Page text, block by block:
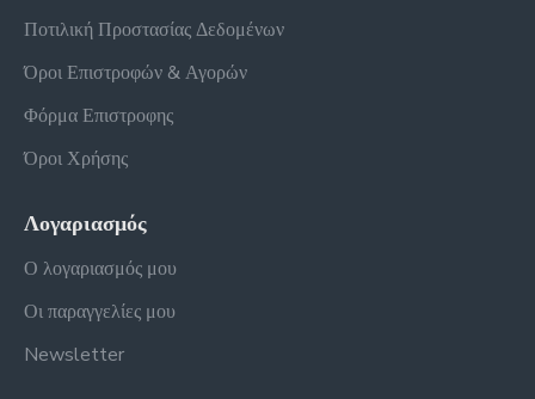
Ποτιλική Προστασίας Δεδομένων
Όροι Επιστροφών & Αγορών
Φόρμα Επιστροφης
Όροι Χρήσης
Λογαριασμός
Ο λογαριασμός μου
Οι παραγγελίες μου
Newsletter